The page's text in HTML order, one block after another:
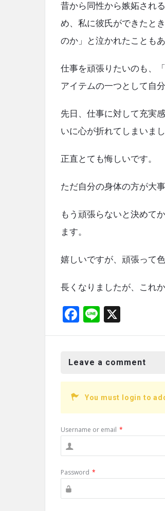
昔から同性から嫉妬され
め、私に彼氏ができたと
のか」と泣かれたこともあ
仕事を頑張りたいのも、
アイテムの一つとして自
先日、仕事に対して充実
いに心が折れてしまいまし
正直とても悔しいです。
ただ自分の身体の方が大
もう頑張らないと決めて
ます。
嬉しいですが、頑張って
長くなりましたが、これ
F
a
b
o
o
k
Li
n
Leave a comment
You must login to
Username or email *
Password *